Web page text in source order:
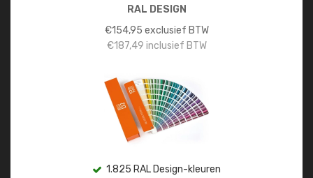
RAL DESIGN
€154,95 exclusief BTW
€187,49 inclusief BTW
1.825 RAL Design-kleuren